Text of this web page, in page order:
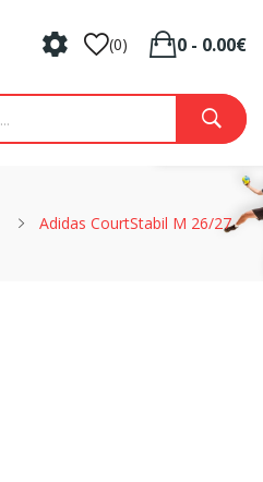
(0) 0 - 0.00€
Adidas CourtStabil M 26/27